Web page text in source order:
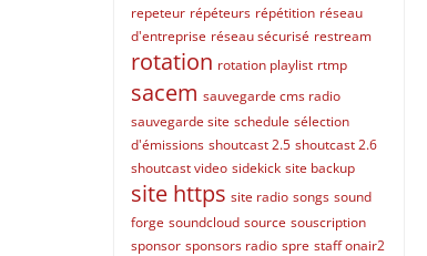
repeteur répéteurs répétition réseau
d'entreprise réseau sécurisé restream
rotation rotation playlist rtmp
sacem sauvegarde cms radio
sauvegarde site schedule sélection
d'émissions shoutcast 2.5 shoutcast 2.6
shoutcast video sidekick site backup
site https site radio songs sound
forge soundcloud source souscription
sponsor sponsors radio spre staff onair2